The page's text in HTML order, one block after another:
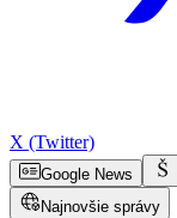
X (Twitter)
Google News
Najnovšie správy